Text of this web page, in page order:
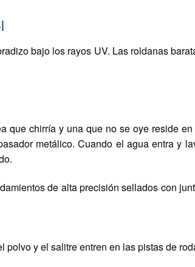
bajo los rayos UV. Las roldanas
que chirría y una que no se oye reside
metálico. Cuando el agua entra y
de alta precisión sellados con
polvo y el salitre entren en las pistas de